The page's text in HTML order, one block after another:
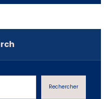
Rechercher